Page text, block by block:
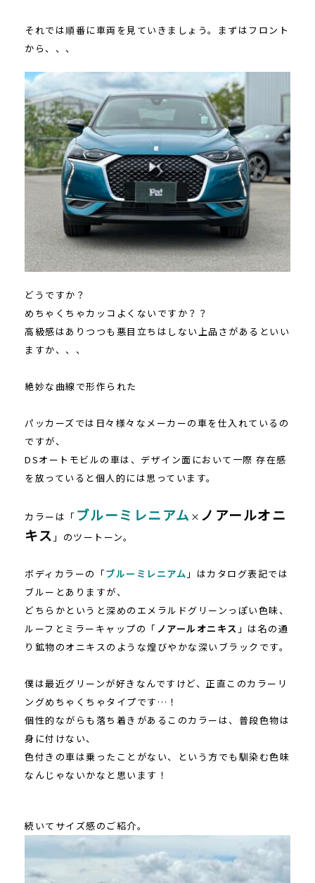
それでは順番に車両を見ていきましょう。まずはフロント
から、、、
どうですか？
めちゃくちゃカッコよくないですか？？
高級感はありつつも悪目立ちはしない上品さがあるといい
ますか、、、
絶妙な曲線で形作られた
パッカーズでは日々様々なメーカーの車を仕入れているの
ですが、
DSオートモビルの車は、デザイン面において一際 存在感
を放っていると個人的には思っています。
カラーは「 ブルーミレニアム × ノアールオニ
キス 」のツートーン。
ボディカラーの「ブルーミレニアム 」はカタログ表記では
ブルーとありますが、
どちらかというと深めのエメラルドグリーンっぽい色味、
ルーフとミラーキャップの「 ノアールオニキス 」は名の通
り鉱物のオニキスのような煌びやかな深いブラックです。
僕は最近グリーンが好きなんですけど、正直このカラーリ
ングめちゃくちゃタイプです…！
個性的ながらも落ち着きがあるこのカラーは、普段色物は
身に付けない、
色付きの車は乗ったことがない、という方でも馴染む色味
なんじゃないかなと思います！
続いてサイズ感のご紹介。